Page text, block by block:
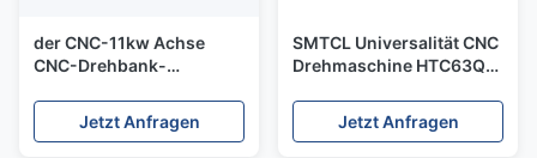
der CNC-11kw Achse
CNC-Drehbank-
Fräsmaschine-5
Jetzt Anfragen
SMTCL Universalität CNC
Drehmaschine HTC63Qm
600mm CNC
Drehzentrum
Jetzt Anfragen